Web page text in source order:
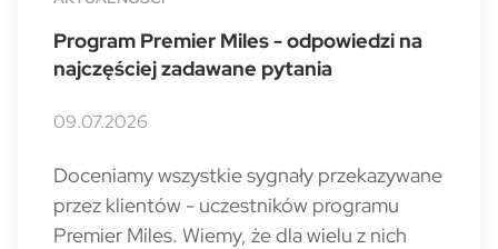
Program Premier Miles - odpowiedzi na
najczęściej zadawane pytania
09.07.2026
Doceniamy wszystkie sygnały przekazywane
przez klientów - uczestników programu
Premier Miles. Wiemy, że dla wielu z nich